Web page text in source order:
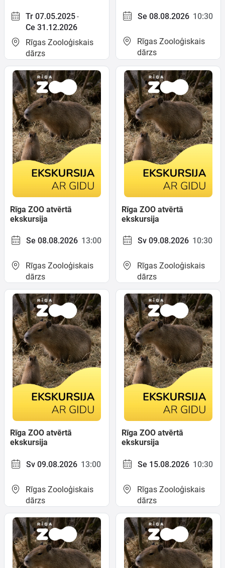
Meklēt kartē
Izvēlēties
periodu
Tr 07.05.2025-
Ce 31.12.2026
Rīgas Zooloģiskais
dārzs
Se 08.08.2026 10:30
Rīgas Zooloģiskais
dārzs
Rīga ZOO atvērtā
ekskursija
Se 08.08.2026 13:00
Rīgas Zooloģiskais
dārzs
Rīga ZOO atvērtā
ekskursija
Sv 09.08.2026 10:30
Rīgas Zooloģiskais
dārzs
Rīga ZOO atvērtā
ekskursija
Sv 09.08.2026 13:00
Rīgas Zooloģiskais
dārzs
Rīga ZOO atvērtā
ekskursija
Se 15.08.2026 10:30
Rīgas Zooloģiskais
dārzs